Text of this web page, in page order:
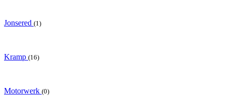
Jonsered (1)
Kramp (16)
Motorwerk (0)